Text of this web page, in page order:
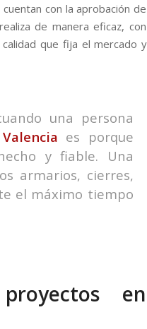
con la aprobación de
de manera eficaz, con
que fija el mercado y
una persona
Valencia es porque
y fiable. Una
armarios, cierres,
el máximo tiempo
en